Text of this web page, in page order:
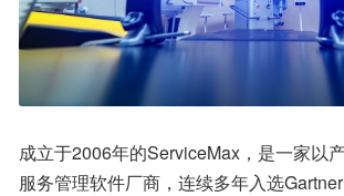
成立于2006年的ServiceMax，是一家以
服务管理软件厂商，连续多年入选